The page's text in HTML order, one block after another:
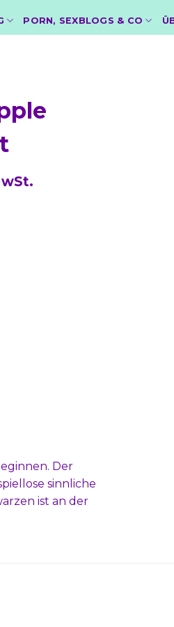
PORN, SEXBLOGS & CO
Der
sinnliche
ist an der